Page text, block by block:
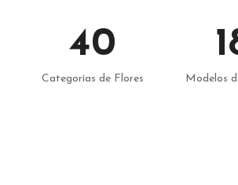
57
Categorías de Flores Modelos